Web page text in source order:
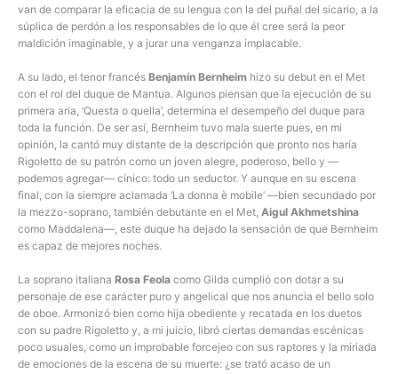
van de comparar la eficacia de su lengua con la del puñal del sicario, a la
súplica de perdón a los responsables de lo que él cree será la peor
maldición imaginable, y a jurar una venganza implacable.
A su lado, el tenor francés Benjamín Bernheim hizo su debut en el Met
con el rol del duque de Mantua. Algunos piensan que la ejecución de su
primera aria, ‘Questa o quella’, determina el desempeño del duque para
toda la función. De ser así, Bernheim tuvo mala suerte pues, en mi
opinión, la cantó muy distante de la descripción que pronto nos haría
Rigoletto de su patrón como un joven alegre, poderoso, bello y —
podemos agregar— cínico: todo un seductor. Y aunque en su escena
final, con la siempre aclamada ‘La donna è mobile’ —bien secundado por
la mezzo-soprano, también debutante en el Met, Aigul Akhmetshina
como Maddalena—, este duque ha dejado la sensación de que Bernheim
es capaz de mejores noches.
La soprano italiana Rosa Feola como Gilda cumplió con dotar a su
personaje de ese carácter puro y angelical que nos anuncia el bello solo
de oboe. Armonizó bien como hija obediente y recatada en los duetos
con su padre Rigoletto y, a mi juicio, libró ciertas demandas escénicas
poco usuales, como un improbable forcejeo con sus raptores y la miriada
de emociones de la escena de su muerte: ¿se trató acaso de un